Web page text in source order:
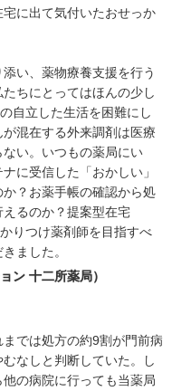
宅に出て気付いたおせっか
い、薬物療養支援を行う
ちにとってはほんの少し
自立した生活を困難にし
混在する外来調剤は医療
い。いつもの薬局にい
に受信した「おかしい」
？お薬手帳の確認から処
るのか？提案型在宅
りつけ薬剤師を目指すべ
ました。
ン 十二所薬局）
では処方の約9割が門前病
なしと判断していた。し
の病院に行っても当薬局